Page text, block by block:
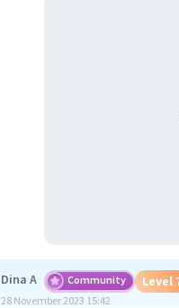
Dina A Community Level
28 November 2023 15:42